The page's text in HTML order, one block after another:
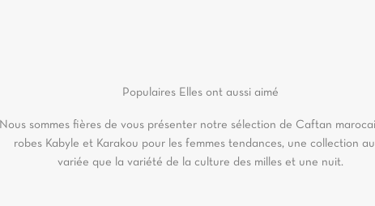
Populaires Elles ont aussi aimé
Nous sommes fières de vous présenter notre sélection de Caftan
robes Kabyle et Karakou pour les femmes tendances, une collection
variée que la variété de la culture des milles et une nuit.